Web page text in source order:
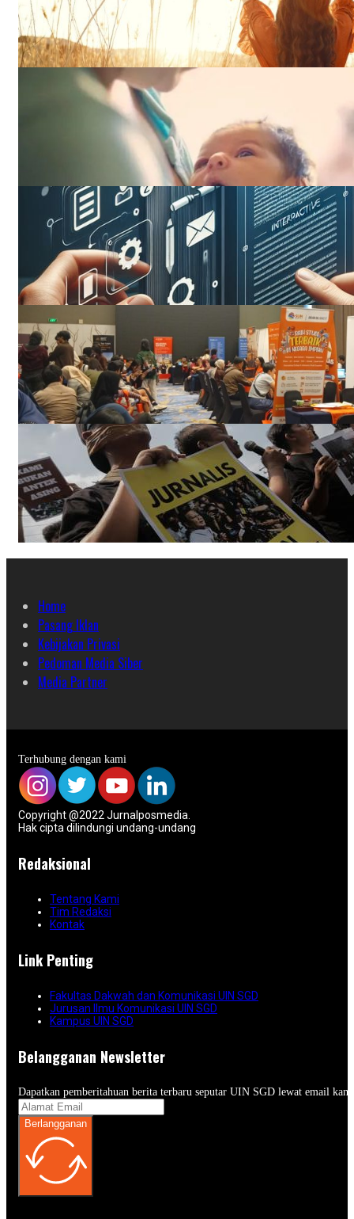
Home
Pasang Iklan
Kebijakan Privasi
Pedoman Media Siber
Media Partner
Terhubung dengan kami
Copyright @2022 Jurnalposmedia.
Hak cipta dilindungi undang-undang
Redaksional
Tentang Kami
Tim Redaksi
Kontak
Link Penting
Fakultas Dakwah dan Komunikasi UIN SGD
Jurusan Ilmu Komunikasi UIN SGD
Kampus UIN SGD
Belangganan Newsletter
Dapatkan pemberitahuan berita terbaru seputar UIN SGD lewat email
Berlangganan